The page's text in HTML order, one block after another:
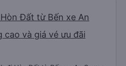
Đất từ Bến xe An
cao và giá vé ưu đãi